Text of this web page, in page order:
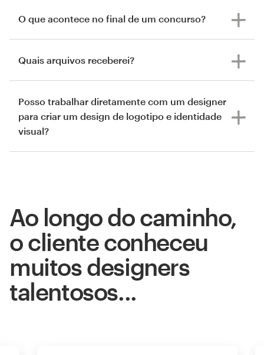
O que acontece no final de um concurso?
Quais arquivos receberei?
Posso trabalhar diretamente com um designer
para criar um design de logotipo e identidade
visual?
Ao longo do caminho,
o cliente conheceu
muitos designers
talentosos...